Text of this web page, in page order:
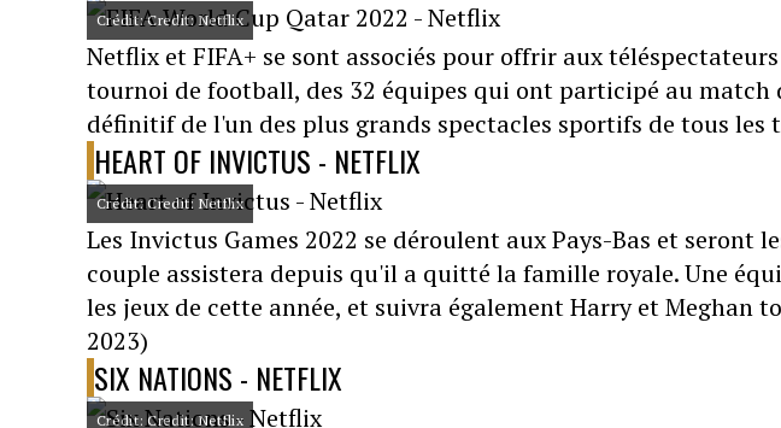
Crédit: Credit: Netflix
Netflix et FIFA+ se sont associés pour offrir aux
tournoi de football, des 32 équipes qui ont participé au match
définitif de l'un des plus grands spectacles sportifs de tous les
HEART OF INVICTUS - NETFLIX
Crédit: Credit: Netflix
Les Invictus Games 2022 se déroulent aux Pays-Bas et seront
couple assistera depuis qu'il a quitté la famille royale. Une
les jeux de cette année, et suivra également Harry et Meghan
2023)
SIX NATIONS - NETFLIX
Crédit: Credit: Netflix